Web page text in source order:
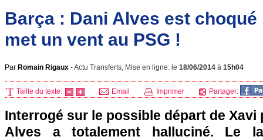
Barça : Dani Alves est choqué
met un vent au PSG !
Par Romain Rigaux -Actu Transferts, Mise en ligne: le 18/06/2014 à 15h04
Taille du texte: Email Imprimer Partager:
Interrogé sur le possible départ de Xavi
Alves a totalement halluciné. Le